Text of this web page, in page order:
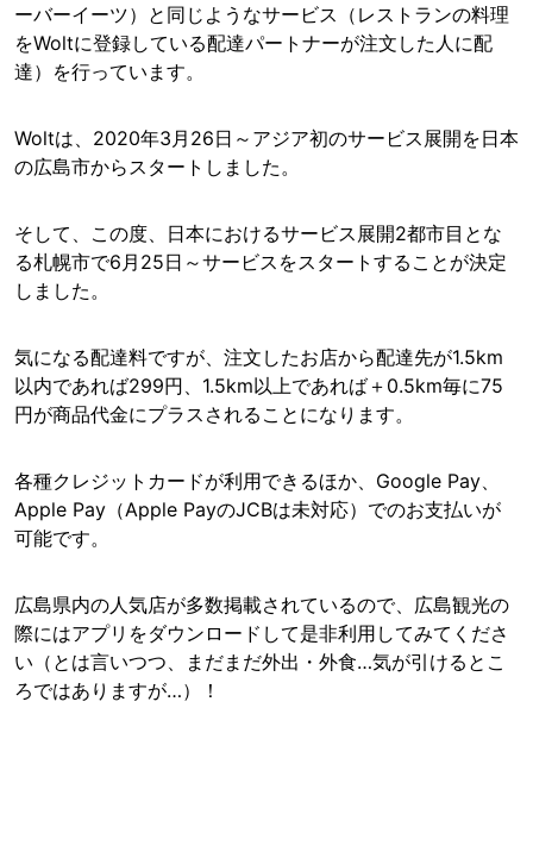
ーバーイーツ）と同じようなサービス（レストランの料理
をWoltに登録している配達パートナーが注文した人に配
達）を行っています。
Woltは、2020年3月26日～アジア初のサービス展開を日本
の広島市からスタートしました。
そして、この度、日本におけるサービス展開2都市目とな
る札幌市で6月25日～サービスをスタートすることが決定
しました。
気になる配達料ですが、注文したお店から配達先が1.5km
以内であれば299円、1.5km以上であれば＋0.5km毎に75
円が商品代金にプラスされることになります。
各種クレジットカードが利用できるほか、Google Pay、
Apple Pay（Apple PayのJCBは未対応）でのお支払いが
可能です。
広島県内の人気店が多数掲載されているので、広島観光の
際にはアプリをダウンロードして是非利用してみてくださ
い（とは言いつつ、まだまだ外出・外食…気が引けるとこ
ろではありますが…）！